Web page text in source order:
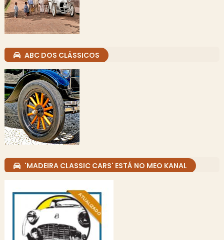
ABC DOS CLÁSSICOS
'MADEIRA CLASSIC CARS' ESTÁ NO MEO KANAL